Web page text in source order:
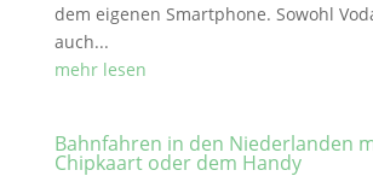
dem eigenen Smartphone. Sowohl
auch...
mehr lesen
Bahnfahren in den Niederlanden
Chipkaart oder dem Handy